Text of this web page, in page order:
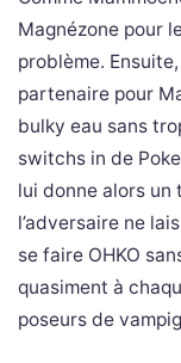
Magnézone pour
problème.
partenaire pour
bulky eau sans
switchs in de
lui donne alors un
l’adversaire ne
se faire OHKO
quasiment à
poseurs de